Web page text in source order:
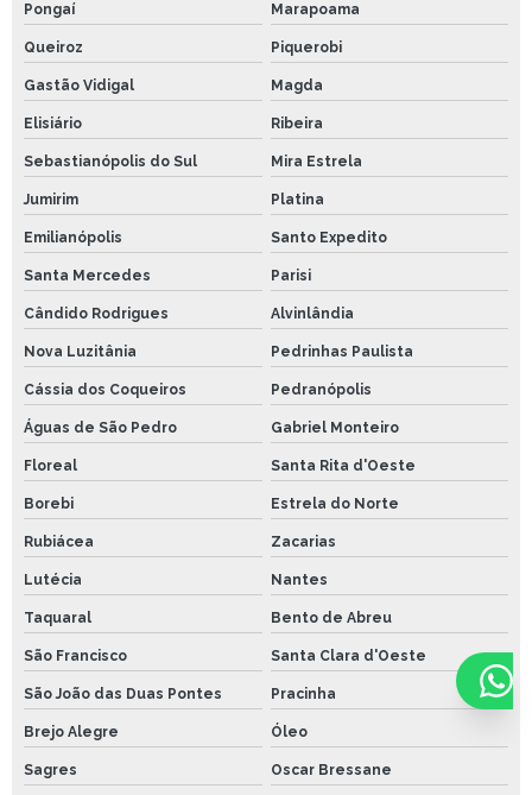
Pongaí Marapoama
Queiroz Piquerobi
Gastão Vidigal Magda
Elisiário Ribeira
Sebastianópolis do Sul Mira Estrela
Jumirim Platina
Emilianópolis Santo Expedito
Santa Mercedes Parisi
Cândido Rodrigues Alvinlândia
Nova Luzitânia Pedrinhas Paulista
Cássia dos Coqueiros Pedranópolis
Águas de São Pedro Gabriel Monteiro
Floreal Santa Rita d'Oeste
Borebi Estrela do Norte
Rubiácea Zacarias
Lutécia Nantes
Taquaral Bento de Abreu
São Francisco Santa Clara d'Oeste
São João das Duas Pontes Pracinha
Brejo Alegre Óleo
Sagres Oscar Bressane